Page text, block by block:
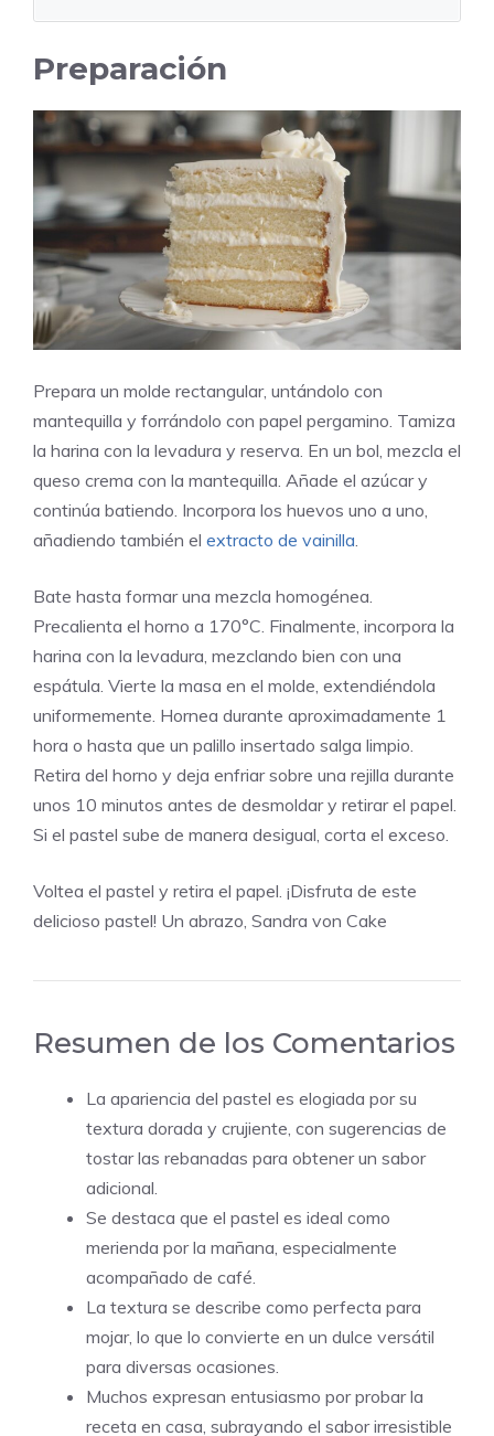
Preparación
Prepara un molde rectangular, untándolo con
mantequilla y forrándolo con papel pergamino. Tamiza
la harina con la levadura y reserva. En un bol, mezcla el
queso crema con la mantequilla. Añade el azúcar y
continúa batiendo. Incorpora los huevos uno a uno,
añadiendo también el extracto de vainilla.
Bate hasta formar una mezcla homogénea.
Precalienta el horno a 170°C. Finalmente, incorpora la
harina con la levadura, mezclando bien con una
espátula. Vierte la masa en el molde, extendiéndola
uniformemente. Hornea durante aproximadamente 1
hora o hasta que un palillo insertado salga limpio.
Retira del horno y deja enfriar sobre una rejilla durante
unos 10 minutos antes de desmoldar y retirar el papel.
Si el pastel sube de manera desigual, corta el exceso.
Voltea el pastel y retira el papel. ¡Disfruta de este
delicioso pastel! Un abrazo, Sandra von Cake
Resumen de los Comentarios
La apariencia del pastel es elogiada por su
textura dorada y crujiente, con sugerencias de
tostar las rebanadas para obtener un sabor
adicional.
Se destaca que el pastel es ideal como
merienda por la mañana, especialmente
acompañado de café.
La textura se describe como perfecta para
mojar, lo que lo convierte en un dulce versátil
para diversas ocasiones.
Muchos expresan entusiasmo por probar la
receta en casa, subrayando el sabor irresistible